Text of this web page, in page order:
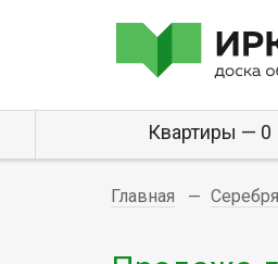
Квартиры — 0
Главная